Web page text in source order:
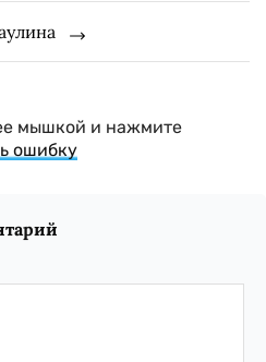
мышкой и нажмите
ошибку